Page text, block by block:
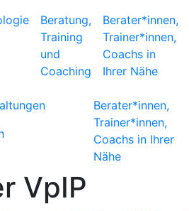
Beratung,
Training
und
Coaching
Berater*innen,
Trainer*innen,
Coachs in
Ihrer Nähe
Berater*innen,
Trainer*innen,
Coachs in Ihrer
Nähe
VpIP